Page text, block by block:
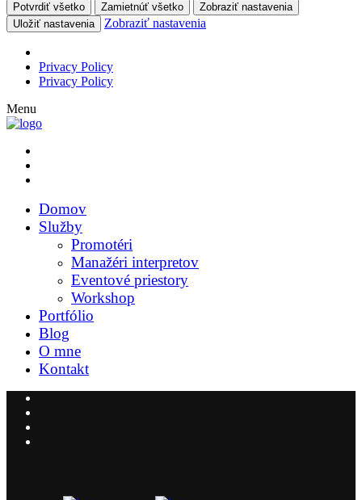
Potvrdiť všetko Zamietnúť všetko
Zobraziť nastavenia
Uložiť nastavenia
Zobraziť nastavenia
Privacy Policy
Privacy Policy
Menu
Domov
Služby
Promotéri
Manažéri interpretov
Eventové priestory
Workshop
Portfólio
Blog
O mne
Kontakt